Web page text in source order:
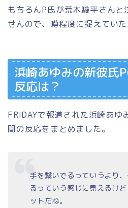
もちろんP氏が荒木駿平さんと
せんので、噂程度に捉えていた
浜崎あゆみの新彼氏
反応は？
FRIDAYで報道された浜崎あゆ
間の反応をまとめました。
手を繋いでるっていうより
るっていう感じに見えるけ
ットだね。